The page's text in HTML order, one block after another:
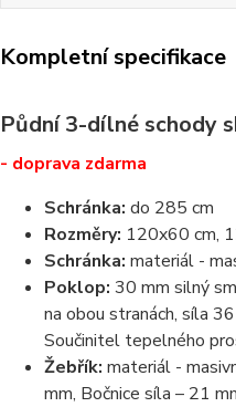
Kompletní specifikace
Půdní 3-dílné schody
- doprava zdarma
Schránka: do 285 cm
Rozměry: 120x60 cm,
Schránka: materiál -
Poklop: 30 mm silný
na obou stranách, síla
Součinitel tepelného
Žebřík: materiál -
mm, Bočnice síla – 21